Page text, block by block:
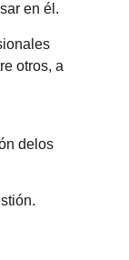
en él.
otros, a
delos